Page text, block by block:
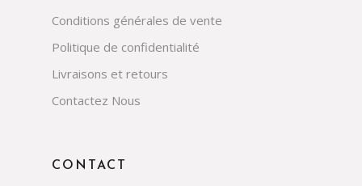
CONTACT
Conditions générales de vente
Politique de confidentialité
Livraisons et retours
Contactez Nous